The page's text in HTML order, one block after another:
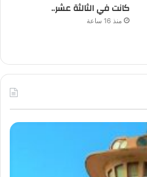
كانت في الثالثة عشر..
منذ 16 ساعة